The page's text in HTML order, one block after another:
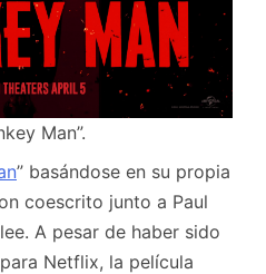
Man”.
” basándose en su propia
coescrito junto a Paul
A pesar de haber sido
Netflix, la película